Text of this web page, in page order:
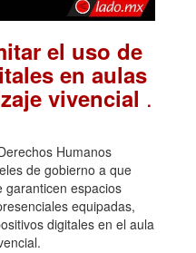
el uso de
en aulas
vivencial .
Humanos
de gobierno a que
garanticen espacios
equipadas,
digitales en el aula